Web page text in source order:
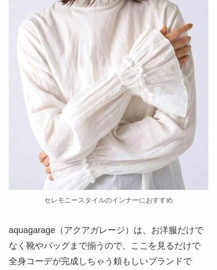
セレモニースタイルのインナーにおすすめ
aquagarage（アクアガレージ）は、お洋服だけで
なく靴やバッグまで揃うので、ここを見るだけで
全身コーデが完成しちゃう頼もしいブランドで